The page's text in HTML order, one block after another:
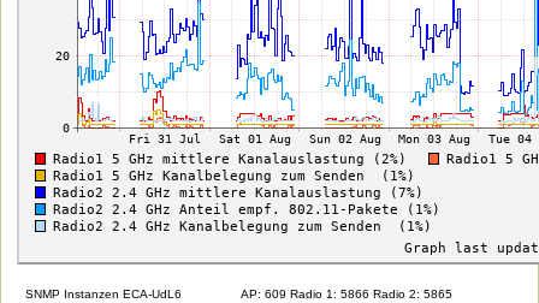
SNMP Instanzen ECA-UdL6
AP: 609 Radio 1: 5866 Radio 2: 5865